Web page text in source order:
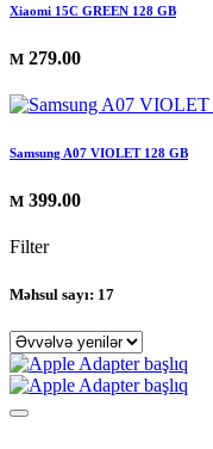
Xiaomi 15C GREEN 128 GB
M 279.00
Samsung A07 VIOLET 128 GB
M 399.00
Filter
Məhsul sayı: 17